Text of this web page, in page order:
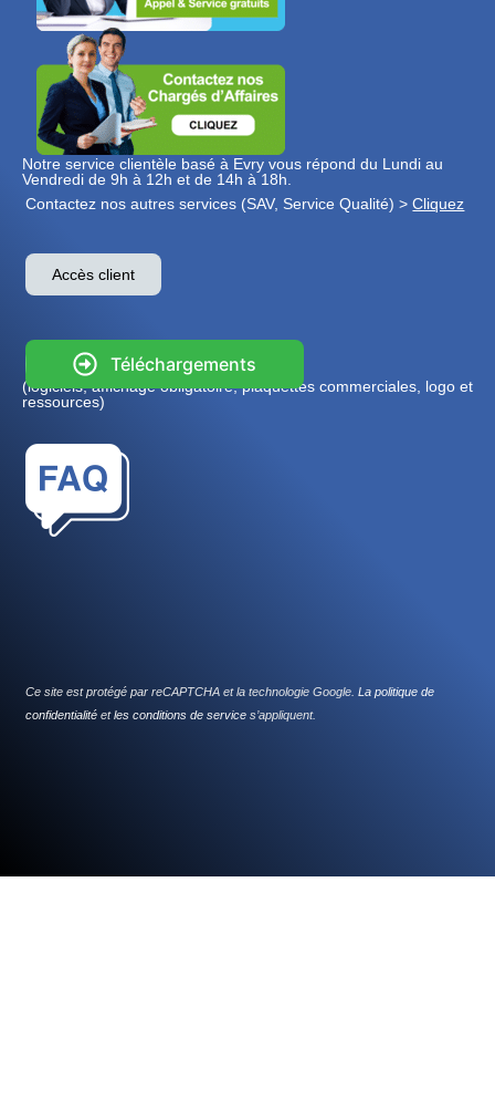
Notre service clientèle basé à Evry vous répond du Lundi au
Vendredi de 9h à 12h et de 14h à 18h.
Contactez nos autres services (SAV, Service Qualité) >Cliquez
Accès client
Téléchargements
(logiciels, affichage obligatoire, plaquettes commerciales, logo et
ressources)
Ce site est protégé par reCAPTCHA et la technologie Google.La politique de
confidentialité etles conditions de service s’appliquent.